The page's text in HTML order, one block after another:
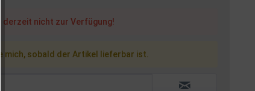
nicht zur Verfügung!
mich, sobald der Artikel lieferbar ist.